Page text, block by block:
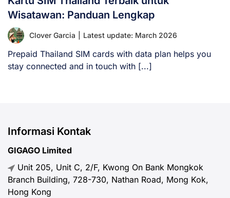
Wisatawan: Panduan Lengkap
Clover Garcia Latest update: March 2026
Prepaid Thailand SIM cards with data plan helps you
stay connected and in touch with [...]
Informasi Kontak
GIGAGO Limited
Unit 205, Unit C, 2/F, Kwong On Bank Mongkok
Branch Building, 728-730, Nathan Road, Mong Kok,
Hong Kong